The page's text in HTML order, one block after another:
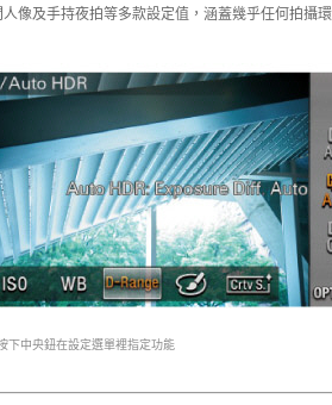
像及手持夜拍等多款設定值，涵蓋幾乎任何拍攝
下中央鈕在設定選單裡指定功能